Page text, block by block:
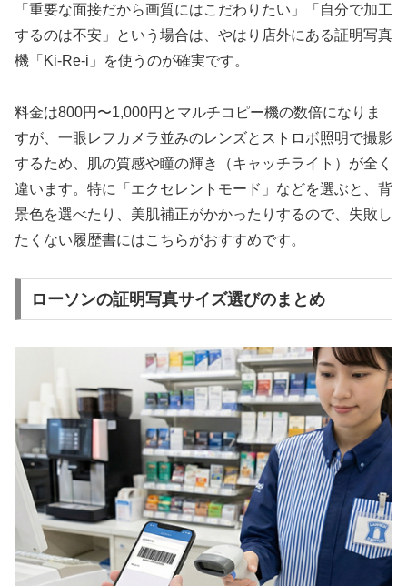
「重要な面接だから画質にはこだわりたい」「自分で加工
するのは不安」という場合は、やはり店外にある証明写真
機「Ki-Re-i」を使うのが確実です。
料金は800円〜1,000円とマルチコピー機の数倍になりま
すが、一眼レフカメラ並みのレンズとストロボ照明で撮影
するため、肌の質感や瞳の輝き（キャッチライト）が全く
違います。特に「エクセレントモード」などを選ぶと、背
景色を選べたり、美肌補正がかかったりするので、失敗し
たくない履歴書にはこちらがおすすめです。
ローソンの証明写真サイズ選びのまとめ